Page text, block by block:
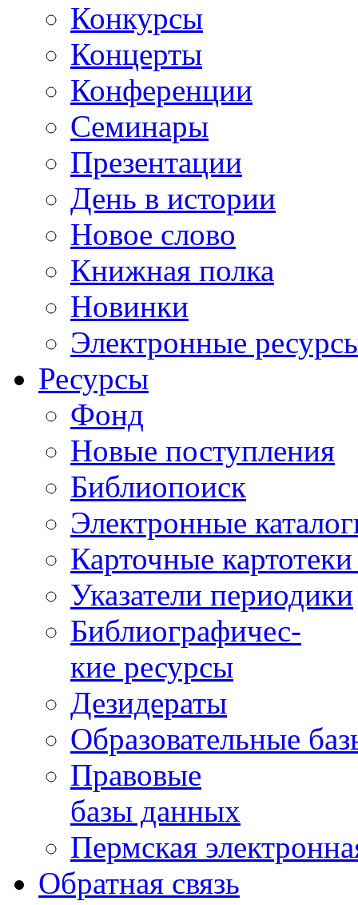
Конкурсы
Концерты
Конференции
Семинары
Презентации
День в истории
Новое слово
Книжная полка
Новинки
Электронные
Ресурсы
Фонд
Новые поступления
Библиопоиск
Электронные
Карточные
Указатели периодики
Библиографичес-
кие ресурсы
Дезидераты
Образовательные
Правовые
базы данных
Пермская
Обратная связь